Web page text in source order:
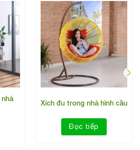
nhấc máy và gọi tới hotline
tôi sẽ tư vấn miến phí cho bạn và
phẩm
ghế xích đu nhập khẩu
xác nhất.
đu trong nhà sang trọng
trong nhà
Xích đu trong nhà hình cầu
Đọc tiếp